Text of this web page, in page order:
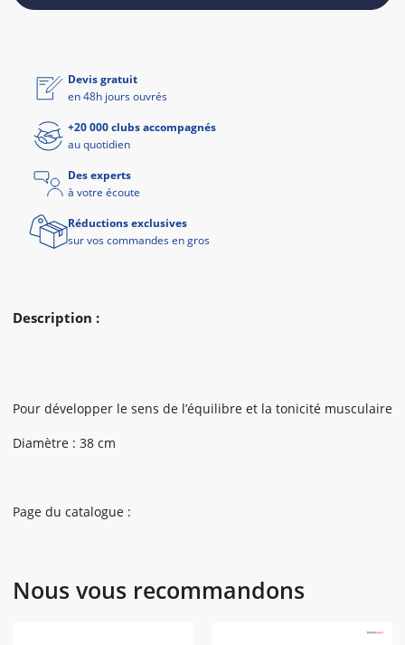
Description :
Pour développer le sens de l’équilibre et la tonicité musculaire
Diamètre : 38 cm
Page du catalogue :
Devis gratuit
en 48h jours ouvrés
+20 000 clubs accompagnés
au quotidien
Des experts
à votre écoute
Réductions exclusives
sur vos commandes en gros
Nous vous recommandons